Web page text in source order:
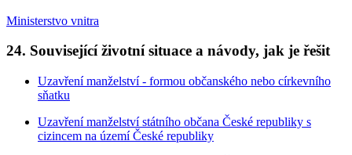
Ministerstvo vnitra
24. Související životní situace a návody, jak je řešit
Uzavření manželství - formou občanského nebo církevního
sňatku
Uzavření manželství státního občana České republiky s
cizincem na území České republiky